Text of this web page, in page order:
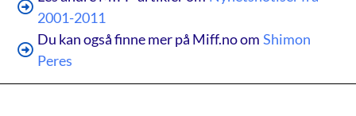
2001-2011
Du kan også finne mer på Miff.no om Shimon
Peres